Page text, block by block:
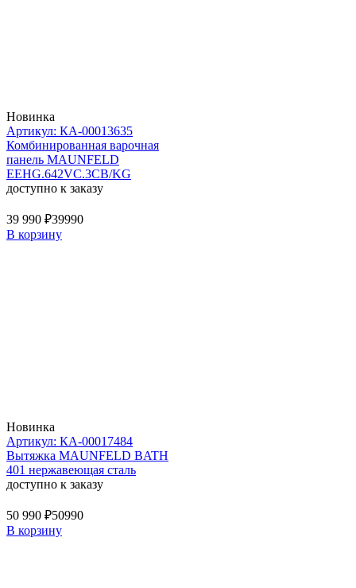
Новинка
Артикул: КА-00013635
Комбинированная варочная
панель MAUNFELD
EEHG.642VC.3CB/KG
доступно к заказу
39 990 ₽39990
В корзину
Новинка
Артикул: КА-00017484
Вытяжка MAUNFELD BATH
401 нержавеющая сталь
доступно к заказу
50 990 ₽50990
В корзину